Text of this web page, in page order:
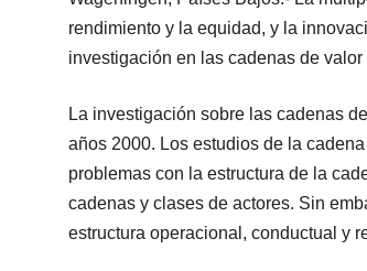
rendimiento y la equidad, y la
investigación en las cadenas de
La investigación sobre las cadenas
años 2000. Los estudios de la
problemas con la estructura de la
cadenas y clases de actores. Sin
estructura operacional, conductual y